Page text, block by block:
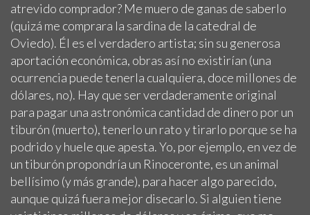
atrevido comprador? Me muero de ganas de saberlo
(quizá me comprara la sardina de la catedral de
Oviedo). Él es el verdadero artista; sin su generosa
aportación económica, obras así no existirían (una
ocurrencia puede tenerla cualquiera, doce millones de
dólares, no). Hay que ser verdaderamente original
para pagar una astronómica cantidad de dinero por un
tiburón (muerto), tenerlo un rato y tirarlo porque se ha
podrido y huele que apesta. Yo, por ejemplo, en vez de
un tiburón propondría un Rinoceronte, es un animal
bellísimo (y más grande), para hacer algo parecido,
aunque quizá fuera mejor disecarlo. Si alguien tiene